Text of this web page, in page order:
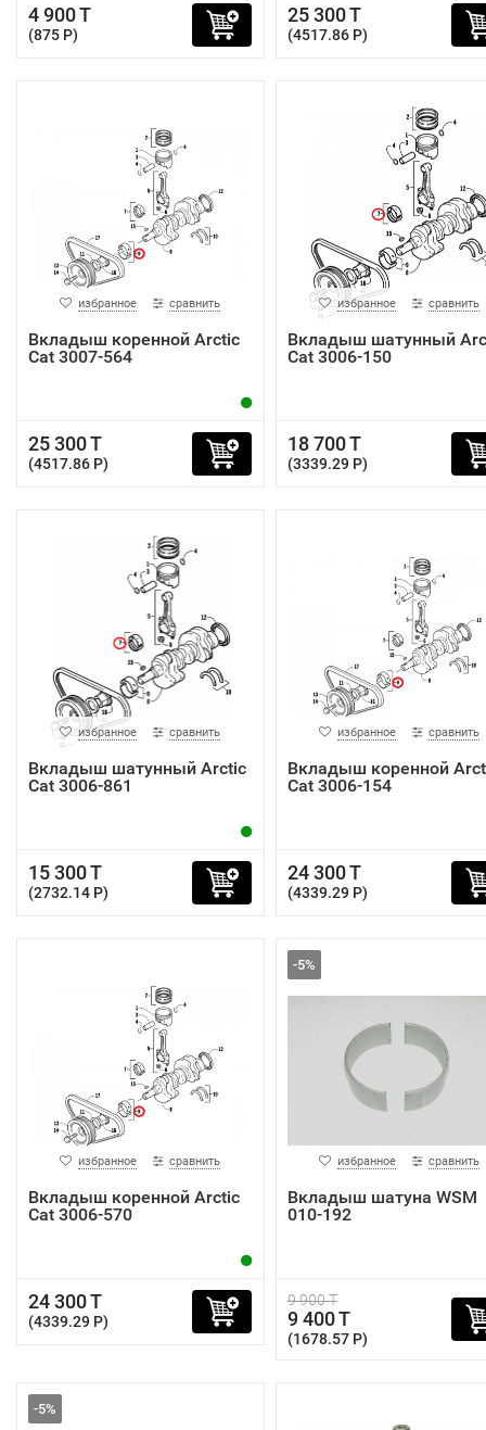
4 900 T
(875 P)
25 300 T
(4517.86 P)
избранное сравнить
Вкладыш коренной Arctic
Cat 3007-564
25 300 T
(4517.86 P)
избранное сравнить
Вкладыш шатунный
Cat 3006-150
18 700 T
(3339.29 P)
избранное сравнить
Вкладыш шатунный Arctic
Cat 3006-861
15 300 T
(2732.14 P)
избранное сравнить
Вкладыш коренной
Cat 3006-154
24 300 T
(4339.29 P)
избранное сравнить
Вкладыш коренной Arctic
Cat 3006-570
24 300 T
(4339.29 P)
-5%
избранное сравнить
Вкладыш шатуна WSM
010-192
9 900 T
9 400 T
(1678.57 P)
-5%